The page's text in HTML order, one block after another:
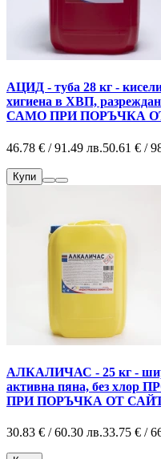
АЦИД - туба 28 кг -
хигиена в ХВП,
САМО ПРИ ПОРЪЧКА
46.78 € / 91.49 лв.50.61 € /
Купи
АЛКАЛИЧАС - 25 кг -
активна пяна, без
ПРИ ПОРЪЧКА ОТ
30.83 € / 60.30 лв.33.75 € /